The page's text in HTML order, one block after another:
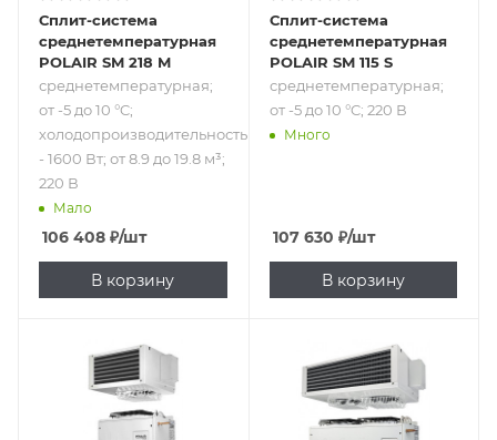
Сплит-система
среднетемпературная
POLAIR SM 218 M
среднетемпературная;
от -5 до 10 °C;
холодопроизводительность
- 1600 Вт; от 8.9 до 19.8 м³;
220 В
Мало
106 408 ₽/шт
В корзину
Сплит-система
среднетемпературная
POLAIR SM 115 S
среднетемпературная;
от -5 до 10 °C; 220 В
Много
107 630 ₽/шт
В корзину
Подпись к товару
низкотемпературная;
от -25 до -15 °C;
Подпись к товару
среднетемпературная;
от -5 до 10 °C; 220